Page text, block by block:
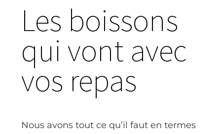
Les boissons
qui vont avec
vos repas
Nous avons tout ce qu’il faut en termes